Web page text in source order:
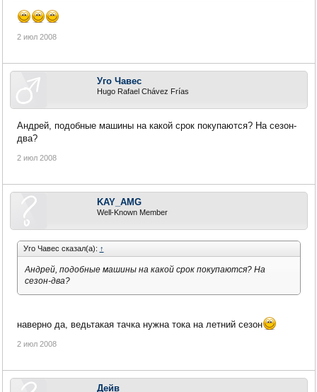
2 июл 2008
Уго Чавес
Hugo Rafael Chávez Frías
Андрей, подобные машины на какой срок покупаются? На сезон-
два?
2 июл 2008
KAY_AMG
Well-Known Member
Уго Чавес сказал(а): ↑
Андрей, подобные машины на какой срок покупаются? На
сезон-два?
наверно да, ведьтакая тачка нужна тока на летний сезон
2 июл 2008
Дейв